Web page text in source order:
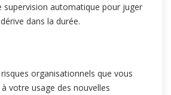
supervision automatique pour juger
dans la durée.
organisationnels que vous
votre usage des nouvelles